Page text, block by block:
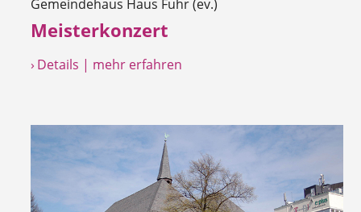
Gemeindehaus Haus Fuhr (ev.)
Meisterkonzert
› Details | mehr erfahren